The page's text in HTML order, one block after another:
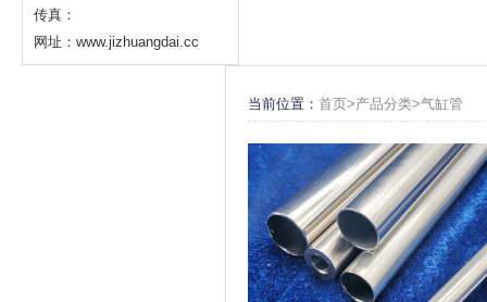
传真：
网址：www.jizhuangdai.cc
当前位置：首页>产品分类>气缸管